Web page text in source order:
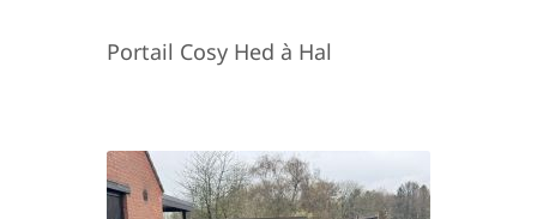
Portail Cosy Hed à Hal